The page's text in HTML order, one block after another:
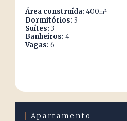
Área construída: 400m²
Dormitórios: 3
Suítes: 3
Banheiros: 4
Vagas: 6
Apartamento